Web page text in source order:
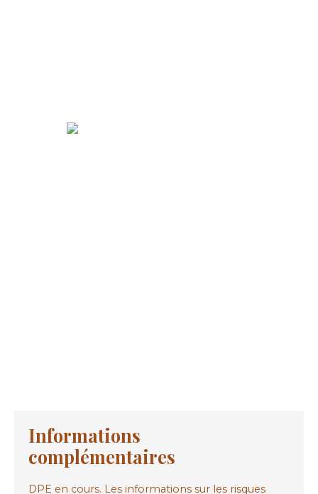
Informations
complémentaires
DPE en cours. Les informations sur les risques